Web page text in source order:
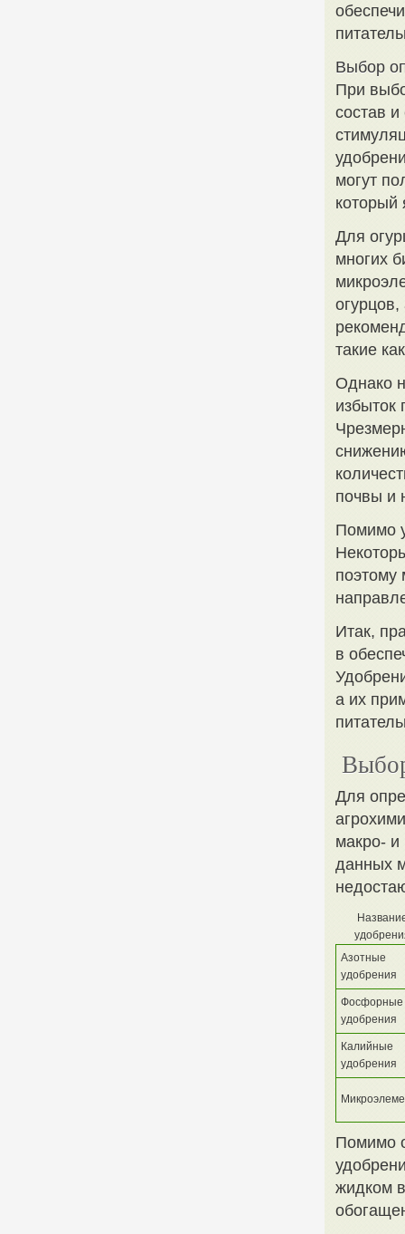
Выбор
При
состав
могут
который
Для
многих
такие
Однако
избыток
почвы и
Помимо
поэтому
Итак,
в
а их
Для
макро- и
данных
Азотные
удобрения
Фосфорные
удобрения
Калийные
удобрения
Помимо
жидком